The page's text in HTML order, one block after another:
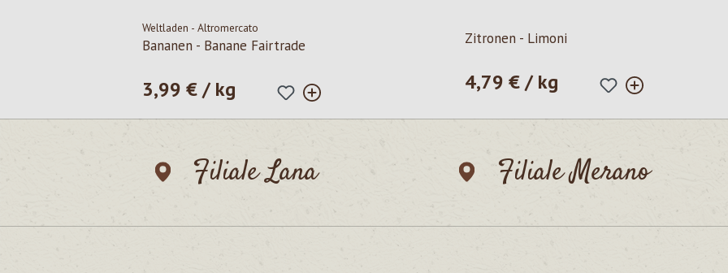
Weltladen - Altromercato
Bananen - Banane Fairtrade
Prezzo normale:
3,99 € / kg
Zitronen - Limoni
Prezzo normale:
4,79 € / kg
Filiale Lana Filiale Merano